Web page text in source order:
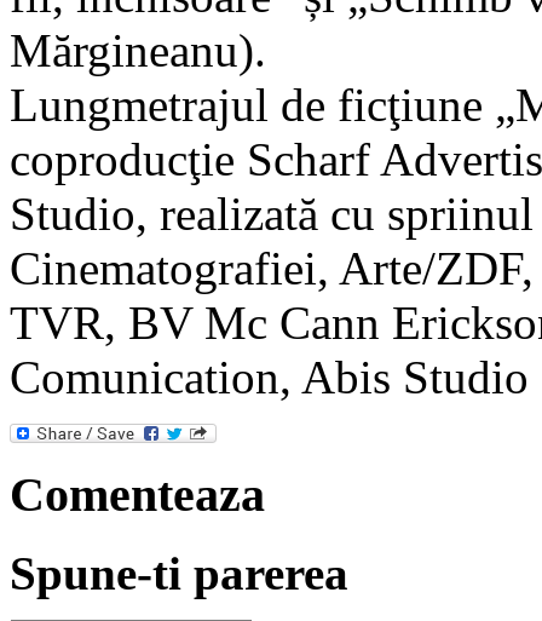
Mărgineanu).
Lungmetrajul de ficţiune
coproducţie Scharf
Studio, realizată cu
Cinematografiei, Arte/
TVR, BV Mc Cann
Comunication, Abis Studio
Comenteaza
Spune-ti parerea